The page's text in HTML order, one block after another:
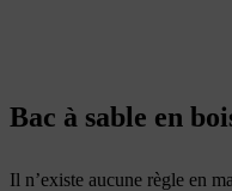
Bac à sable en
Il n’existe aucune règle en